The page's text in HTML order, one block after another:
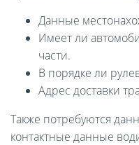
Данные
Имеет ли
части.
В порядке ли
Адрес доставки
Также потребуются
контактные данные